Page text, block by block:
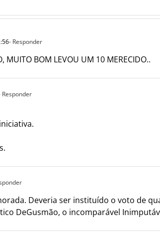
- Responder
MUITO BOM LEVOU UM 10 MERECIDO..
Responder
Deveria ser instituído o voto de
DeGusmão, o incomparável